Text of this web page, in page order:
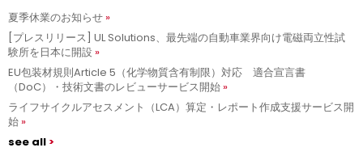
夏季休業のお知らせ
[プレスリリース] UL Solutions、最先端の自動車業界向け電磁両立性試
験所を日本に開設
EU包装材規則Article 5（化学物質含有制限）対応 適合宣言書
（DoC）・技術文書のレビューサービス開始
ライフサイクルアセスメント（LCA）算定・レポート作成支援サービス開
始
see all